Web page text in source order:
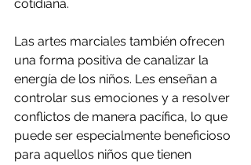
cotidiana.
Las artes marciales también ofrecen
una forma positiva de canalizar la
energía de los niños. Les enseñan a
controlar sus emociones y a resolver
conflictos de manera pacífica, lo que
puede ser especialmente beneficioso
para aquellos niños que tienen